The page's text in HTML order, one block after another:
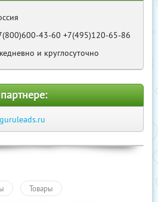
43-60 +7(495)120-65-86
и круглосуточно
Товары